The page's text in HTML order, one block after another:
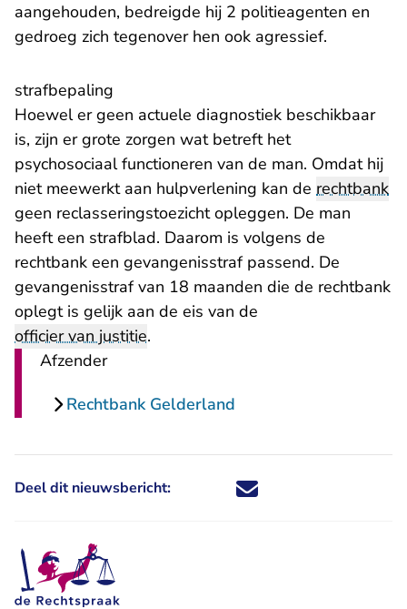
aangehouden, bedreigde hij 2 politieagenten en
gedroeg zich tegenover hen ook agressief.
strafbepaling
Hoewel er geen actuele diagnostiek beschikbaar
is, zijn er grote zorgen wat betreft het
psychosociaal functioneren van de man. Omdat hij
niet meewerkt aan hulpverlening kan de rechtbank
geen reclasseringstoezicht opleggen. De man
heeft een strafblad. Daarom is volgens de
rechtbank een gevangenisstraf passend. De
gevangenisstraf van 18 maanden die de rechtbank
oplegt is gelijk aan de eis van de
officier van justitie.
Afzender
Rechtbank Gelderland
Deel dit nieuwsbericht: Deel dit nieuwsbericht via X -
Deel dit nieuwsbericht via
Deel dit nieuwsbericht
Deel dit